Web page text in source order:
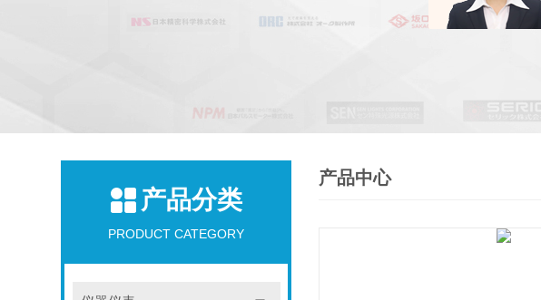
产品分类
PRODUCT CATEGORY
产品中心